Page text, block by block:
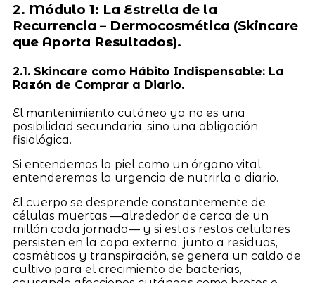
2. Módulo 1: La Estrella de la
Recurrencia – Dermocosmética (Skincare
que Aporta Resultados).
2.1. Skincare como Hábito Indispensable: La
Razón de Comprar a Diario.
El mantenimiento cutáneo ya no es una
posibilidad secundaria, sino una obligación
fisiológica.
Si entendemos la piel como un órgano vital,
entenderemos la urgencia de nutrirla a diario.
El cuerpo se desprende constantemente de
células muertas —alrededor de cerca de un
millón cada jornada— y si estas restos celulares
persisten en la capa externa, junto a residuos,
cosméticos y transpiración, se genera un caldo de
cultivo para el crecimiento de bacterias,